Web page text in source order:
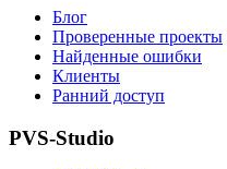
Блог
Проверенные проекты
Найденные ошибки
Клиенты
Ранний доступ
PVS-Studio